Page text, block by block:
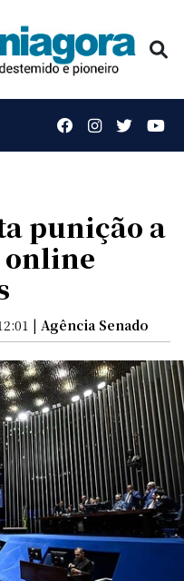
punição a
online
| Agência Senado